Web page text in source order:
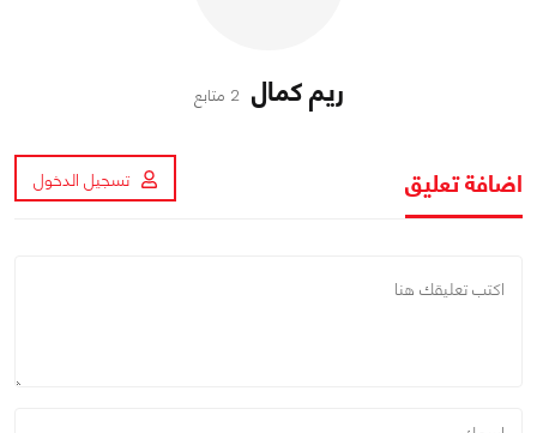
ريم كمال 2 متابع
اضافة تعليق تسجيل الدخول